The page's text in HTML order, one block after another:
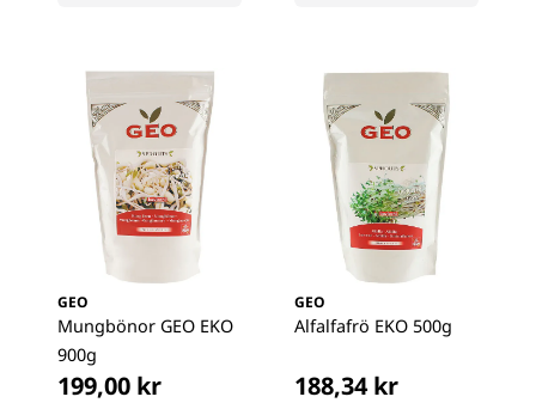
GEO
Mungbönor GEO EKO
900g
199,00 kr
GEO
Alfalfafrö EKO 500g
188,34 kr